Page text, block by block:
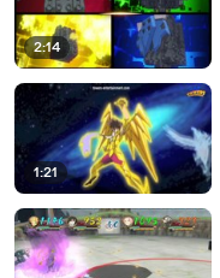
2:14
1:21